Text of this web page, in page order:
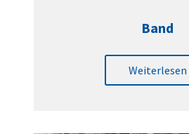
Band
Weiterlesen